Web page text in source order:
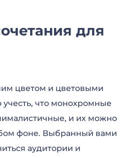
для
цветом и цветовыми
что монохромные
и их можно
фоне. Выбранный вами
аудитории и